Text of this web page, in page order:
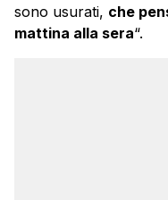
sono usurati, che
mattina alla sera“.